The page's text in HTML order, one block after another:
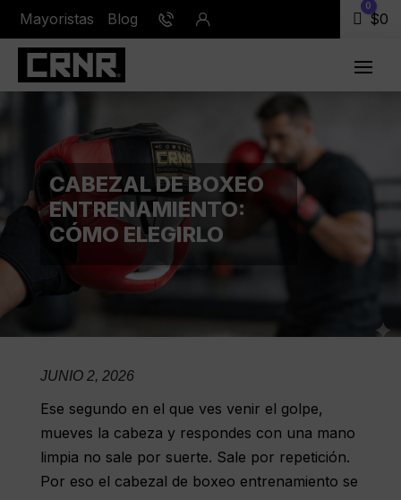
Mayoristas Blog Carro
0
$0
CABEZAL DE BOXEO
ENTRENAMIENTO:
CÓMO ELEGIRLO
JUNIO 2, 2026
Ese segundo en el que ves venir el golpe,
mueves la cabeza y respondes con una mano
limpia no sale por suerte. Sale por repetición.
Por eso el cabezal de boxeo entrenamiento se